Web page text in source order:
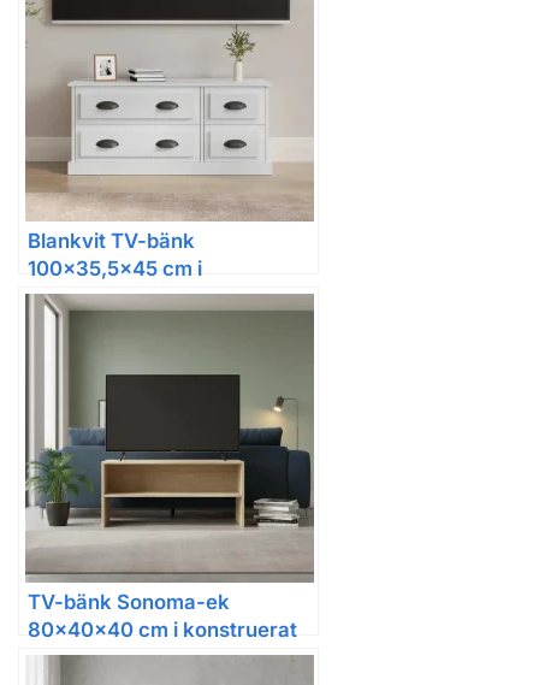
Blankvit TV-bänk
100×35,5×45 cm i
konstruerat trä med 4 lådor
TV-bänk Sonoma-ek
80x40x40 cm i konstruerat
trä